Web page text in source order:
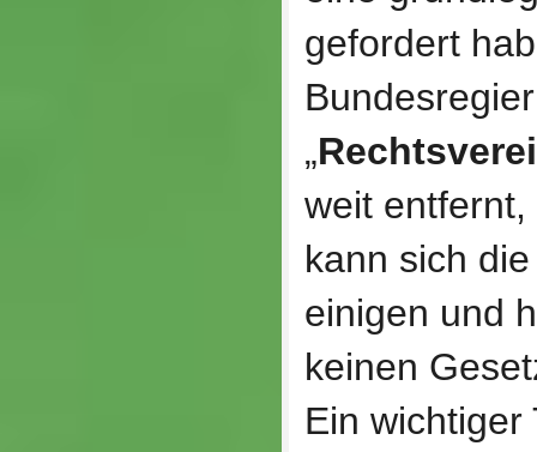
gefordert
„
weit
kann sich
einigen und
keinen
Ein wichtiger